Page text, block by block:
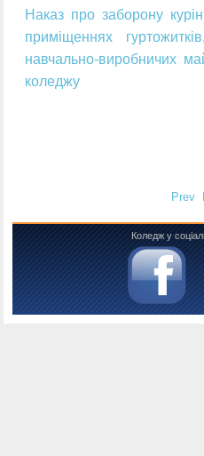
Наказ про заборону
приміщеннях
навчально-виробничих
коледжу
Prev
Коледж у